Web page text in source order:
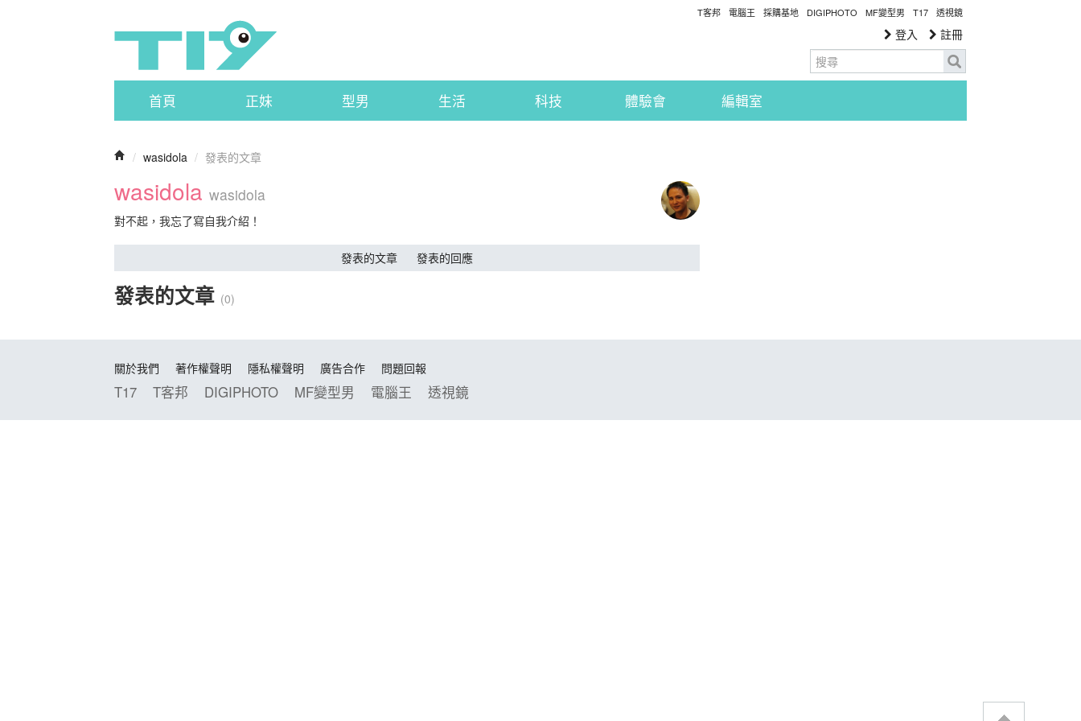
T客邦 電腦王 採購基地 DIGIPHOTO MF變型男 T17 透視鏡
登入 註冊
首頁 正妹 型男 生活 科技 體驗會 編輯室
/ wasidola / 發表的文章
wasidola wasidola
對不起，我忘了寫自我介紹！
發表的文章 發表的回應
發表的文章 (0)
關於我們 著作權聲明 隱私權聲明 廣告合作 問題回報
T17 T客邦 DIGIPHOTO MF變型男 電腦王 透視鏡